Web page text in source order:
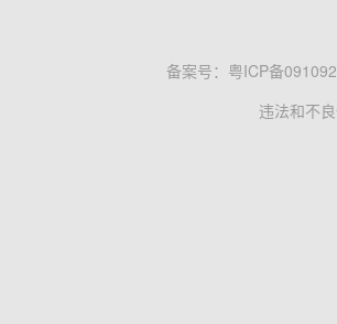
备案号： 粤ICP备
违法和不